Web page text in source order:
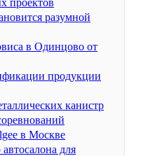
проектов
разумной
в Одинцово от
продукции
канистр
в Москве
для